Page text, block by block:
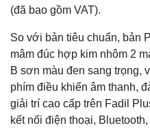
(đã bao gồm VAT).
So với bản tiêu chuẩn, bản
mâm đúc hợp kim nhôm 2
B sơn màu đen sang trọng,
phím điều khiển âm thanh,
giải trí cao cấp trên Fadil
kết nối điện thoại,